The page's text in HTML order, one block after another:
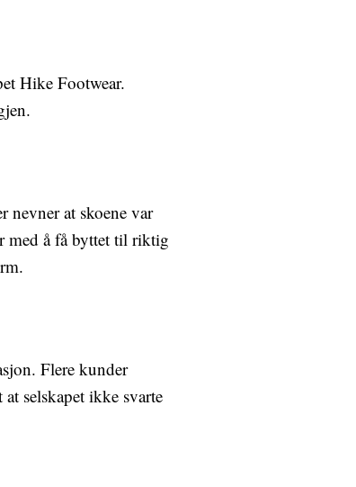
Hike Footwear.
nevner at skoene var
med å få byttet til riktig
Flere kunder
selskapet ikke svarte